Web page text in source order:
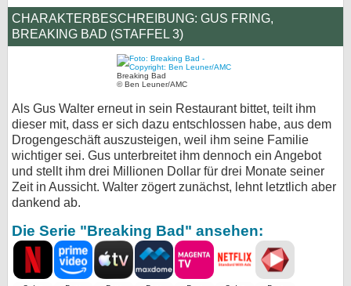
CHARAKTERBESCHREIBUNG: GUS FRING,
BREAKING BAD (STAFFEL 3)
Breaking Bad
© Ben Leuner/AMC
Als Gus Walter erneut in sein Restaurant bittet, teilt ihm
dieser mit, dass er sich dazu entschlossen habe, aus dem
Drogengeschäft auszusteigen, weil ihm seine Familie
wichtiger sei. Gus unterbreitet ihm dennoch ein Angebot
und stellt ihm drei Millionen Dollar für drei Monate seiner
Zeit in Aussicht. Walter zögert zunächst, lehnt letztlich aber
dankend ab.
Die Serie "Breaking Bad" ansehen: